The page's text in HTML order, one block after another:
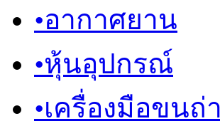
•อากาศยาน
•หุ้นอุปกรณ์
•เครื่องมือขนถ่